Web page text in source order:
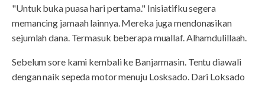
"Untuk buka puasa hari pertama." Inisiatifku segera
memancing jamaah lainnya. Mereka juga mendonasikan
sejumlah dana. Termasuk beberapa muallaf. Alhamdulillaah.
Sebelum sore kami kembali ke Banjarmasin. Tentu diawali
dengan naik sepeda motor menuju Losksado. Dari Loksado